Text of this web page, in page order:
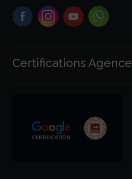
Certifications Agence